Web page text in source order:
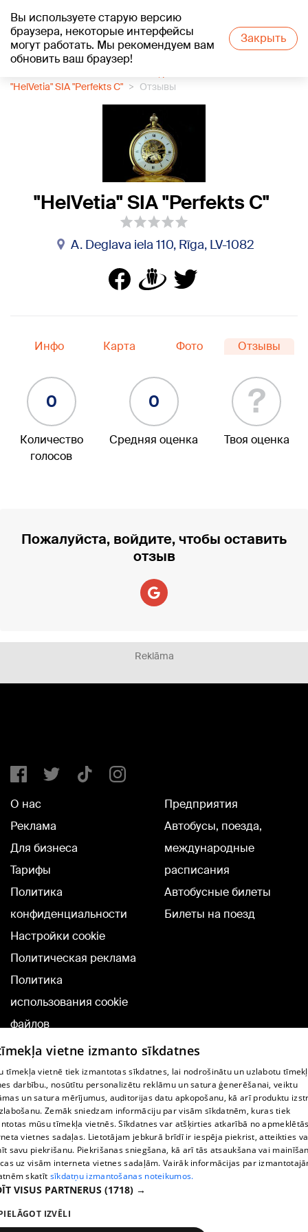
Вы используете старую версию
браузера, некоторые интерфейсы
могут работать. Мы рекомендуем вам
обновить ваш браузер!
Закрыть
+24°C
"HelVetia" SIA "Perfekts C"
Отзывы
"HelVetia" SIA "Perfekts C"
A. Deglava iela 110, Rīga, LV-1082
Инфо Карта Фото Отзывы
0
Количество
голосов
0
Средняя оценка
?
Твоя оценка
Пожалуйста, войдите, чтобы оставить
отзыв
Reklāma
О нас
Реклама
Для бизнеса
Тарифы
Политика
конфиденциальности
Настройки cookie
Политическая реклама
Политика
использования cookie
файлов
Добавление
комментариев
Предприятия
Автобусы, поезда,
международные
расписания
Автобусные билеты
Билеты на поезд
TВ-программа
Условия договора
360 Ziņu kontakti
Helio Media
Служба помощи портала: э-почта -
vietne izmanto sīkdatnes
tīmekļa vietnē tiek izmantotas sīkdatnes, lai nodrošinātu un uzlabotu
darbību., nosūtītu personalizētu reklāmu un satura ģenerēšanai, veiktu
un satura mērījumus, auditorijas datu apkopošanu, kā arī produktu
Zemāk sniedzam informāciju par visām sīkdatnēm, kuras tiek
mūsu tīmekļa vietnēs. Sīkdatnes var atšķirties atkarībā no
vietnes sadaļas. Lietotājam jebkurā brīdī ir iespēja piekrist, atteikties
savu piekrišanu. Piekrišanas sniegšana, kā arī tās atsaukšana vai
uz visām interneta vietnes sadaļām. Vairāk informācijas par
skatīt sīkdatņu izmantošanas noteikumos.
VISUS PARTNERUS (1718) →
IZVĒLI